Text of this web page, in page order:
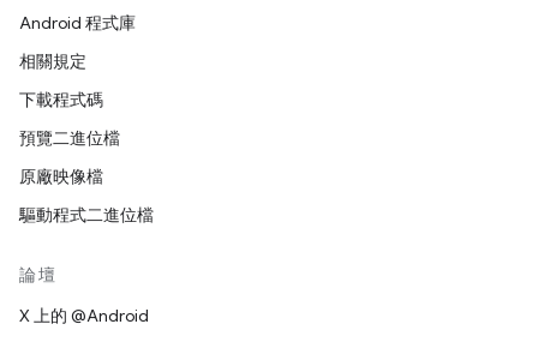
Android 程式庫
相關規定
下載程式碼
預覽二進位檔
原廠映像檔
驅動程式二進位檔
論壇
X 上的 @Android